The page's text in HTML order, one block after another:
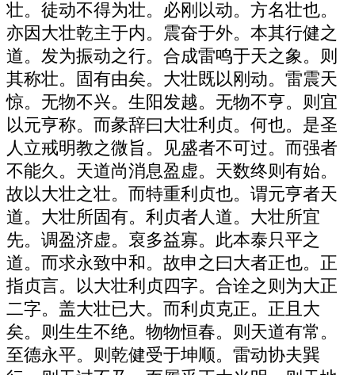
壮。徒动不得为壮。必刚以动。方名壮也。
亦因大壮乾主于内。震奋于外。本其行健之
道。发为振动之行。合成雷鸣于天之象。则
其称壮。固有由矣。大壮既以刚动。雷震天
惊。无物不兴。生阳发越。无物不亨。则宜
以元亨称。而彖辞曰大壮利贞。何也。是圣
人立戒明教之微旨。见盛者不可过。而强者
不能久。天道尚消息盈虚。天数终则有始。
故以大壮之壮。而特重利贞也。谓元亨者天
道。大壮所固有。利贞者人道。大壮所宜
先。调盈济虚。裒多益寡。此本泰只平之
道。而求永致中和。故申之曰大者正也。正
指贞言。以大壮利贞四字。合诠之则为大正
二字。盖大壮已大。而利贞克正。正且大
矣。则生生不绝。物物恒春。则天道有常。
至德永平。则乾健受于坤顺。雷动协夫巽